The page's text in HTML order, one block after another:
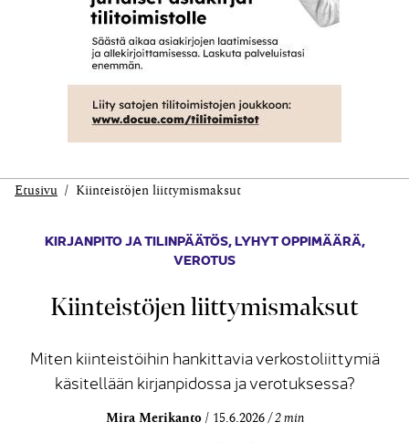
Etusivu Kiinteistöjen liittymismaksut
KIRJANPITO JA TILINPÄÄTÖS,LYHYT OPPIMÄÄRÄ,
VEROTUS
Kiinteistöjen liittymismaksut
Miten kiinteistöihin hankittavia verkostoliittymiä
käsitellään kirjanpidossa ja verotuksessa?
Mira Merikanto 15.6.2026 2 min